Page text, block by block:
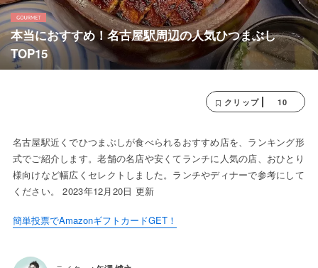
本当におすすめ！名古屋駅周辺の人気ひつまぶし
TOP15
クリップ 10
名古屋駅近くでひつまぶしが食べられるおすすめ店を、ランキング形
式でご紹介します。老舗の名店や安くてランチに人気の店、おひとり
様向けなど幅広くセレクトしました。ランチやディナーで参考にして
ください。 2023年12月20日 更新
簡単投票でAmazonギフトカードGET！